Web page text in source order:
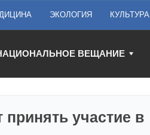
ЭКОЛОГИЯ КУЛЬТУРА
ВЕЩАНИЕ
участие в